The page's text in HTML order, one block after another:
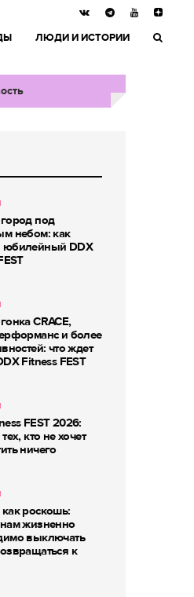
ЛЮДИ И ИСТОРИИ
под
небом: как
юбилейный DDX
CRACE,
и более
что ждет
Fitness FEST
FEST 2026:
кто не хочет
ничего
роскошь:
жизненно
выключать
к